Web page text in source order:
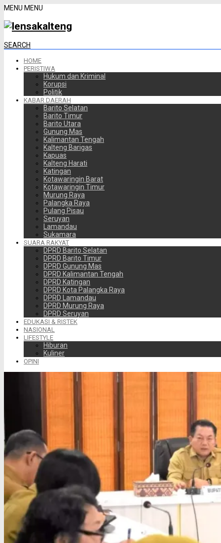
MENU MENU
SEARCH
HOME
PERISTIWA
Hukum dan Kriminal
Korupsi
Politik
KABAR DAERAH
Barito Selatan
Barito Timur
Barito Utara
Gunung Mas
Kalimantan Tengah
Kalteng Barigas
Kapuas
Kalteng Harati
Katingan
Kotawaringin Barat
Kotawaringin Timur
Murung Raya
Palangka Raya
Pulang Pisau
Seruyan
Lamandau
Sukamara
SUARA RAKYAT
DPRD Barito Selatan
DPRD Barito Timur
DPRD Gunung Mas
DPRD Kalimantan Tengah
DPRD Katingan
DPRD Kota Palangka Raya
DPRD Lamandau
DPRD Murung Raya
DPRD Seruyan
EDUKASI & RISTEK
NASIONAL
LIFESTYLE
Hiburan
Kuliner
OPINI